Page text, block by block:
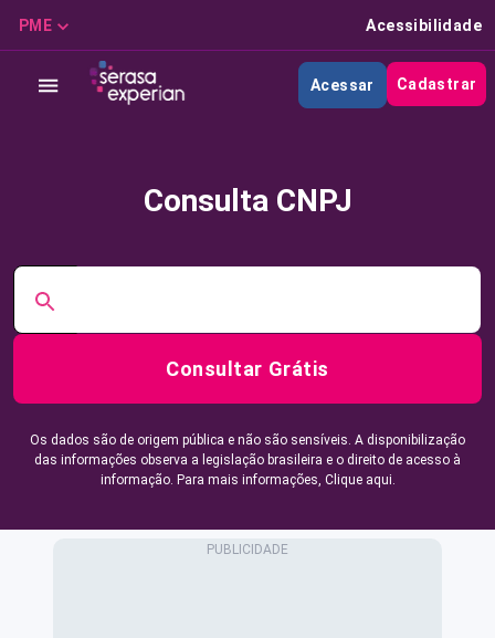
PME Acessibilidade
Acessar Cadastrar
Consulta CNPJ
Consultar Grátis
Os dados são de origem pública e não são sensíveis. A disponibilização
das informações observa a legislação brasileira e o direito de acesso à
informação. Para mais informações, Clique aqui.